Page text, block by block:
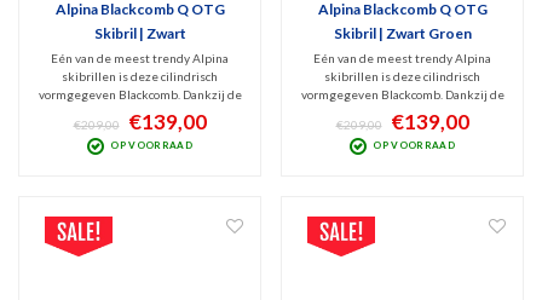
Alpina Blackcomb Q OTG
Skibril | Zwart
Eén van de meest trendy Alpina
skibrillen is deze cilindrisch
vormgegeven Blackcomb. Dankzij de
blauwe Quattroflex spiegellens (Cat.
2) zorgen deze goggles voor extra
contrastrijk beeld. De Polarized
€209,00 €139,00
OP VOORRAAD
Alpina Blackcomb Q OTG
Skibril | Zwart Groen
Eén van de meest trendy Alpina
skibrillen is deze cilindrisch
vormgegeven Blackcomb. Dankzij de
groene Quattroflex spiegellens (Cat.
2) zorgen deze goggles voor extra
contrastrijk beeld. De Polarized
€209,00 €139,00
OP VOORRAAD